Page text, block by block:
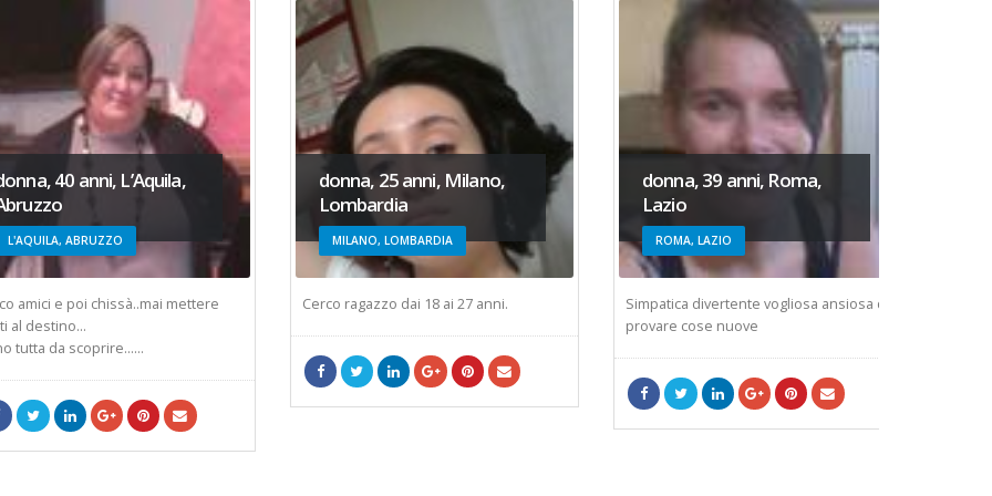
40 anni, L’Aquila,
ABRUZZO
e poi chissà..mai mettere
destino...
da scoprire......
donna, 25 anni, Milano,
Lombardia
MILANO, LOMBARDIA
Cerco ragazzo dai 18 ai 27 anni.
donna, 39 anni, Roma,
Lazio
ROMA, LAZIO
Simpatica divertente vogliosa ansiosa di
provare cose nuove